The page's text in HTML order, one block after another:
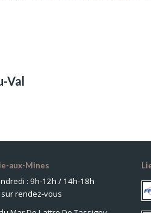
Val
aux-Mines
: 9h-12h / 14h-18h
sur rendez-vous